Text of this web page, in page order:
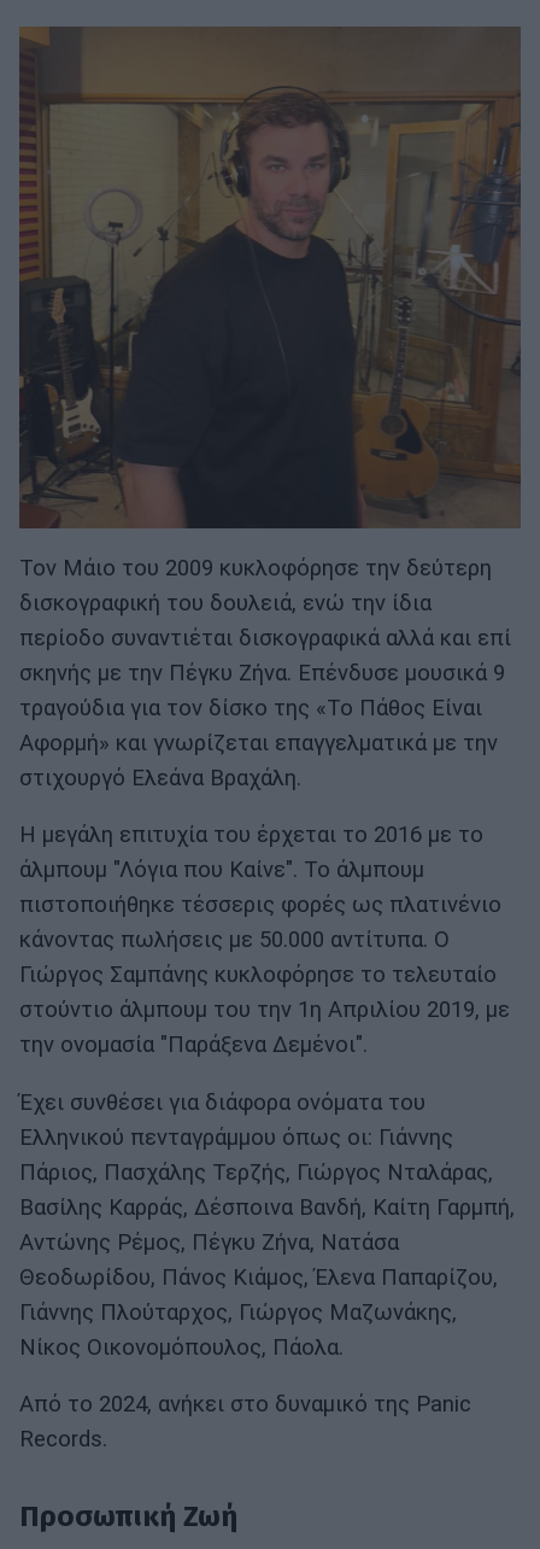
Τον Μάιο του 2009 κυκλοφόρησε την δεύτερη
δισκογραφική του δουλειά, ενώ την ίδια
περίοδο συναντιέται δισκογραφικά αλλά και επί
σκηνής με την Πέγκυ Ζήνα. Επένδυσε μουσικά 9
τραγούδια για τον δίσκο της «Το Πάθος Είναι
Αφορμή» και γνωρίζεται επαγγελματικά με την
στιχουργό Ελεάνα Βραχάλη.
Η μεγάλη επιτυχία του έρχεται το 2016 με το
άλμπουμ "Λόγια που Καίνε". Το άλμπουμ
πιστοποιήθηκε τέσσερις φορές ως πλατινένιο
κάνοντας πωλήσεις με 50.000 αντίτυπα. Ο
Γιώργος Σαμπάνης κυκλοφόρησε το τελευταίο
στούντιο άλμπουμ του την 1η Απριλίου 2019, με
την ονομασία "Παράξενα Δεμένοι".
Έχει συνθέσει για διάφορα ονόματα του
Ελληνικού πενταγράμμου όπως οι: Γιάννης
Πάριος, Πασχάλης Τερζής, Γιώργος Νταλάρας,
Βασίλης Καρράς, Δέσποινα Βανδή, Καίτη Γαρμπή,
Αντώνης Ρέμος, Πέγκυ Ζήνα, Νατάσα
Θεοδωρίδου, Πάνος Κιάμος, Έλενα Παπαρίζου,
Γιάννης Πλούταρχος, Γιώργος Μαζωνάκης,
Νίκος Οικονομόπουλος, Πάολα.
Από το 2024, ανήκει στο δυναμικό της Panic
Records.
Προσωπική Ζωή